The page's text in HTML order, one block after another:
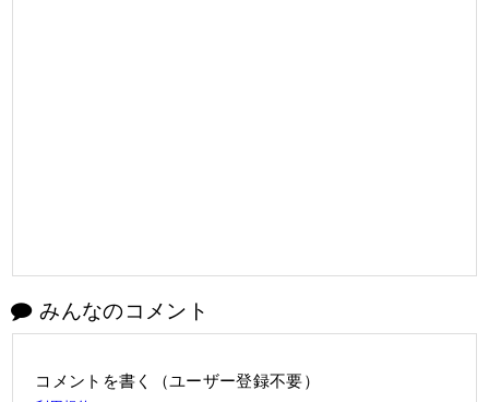
みんなのコメント
コメントを書く（ユーザー登録不要）